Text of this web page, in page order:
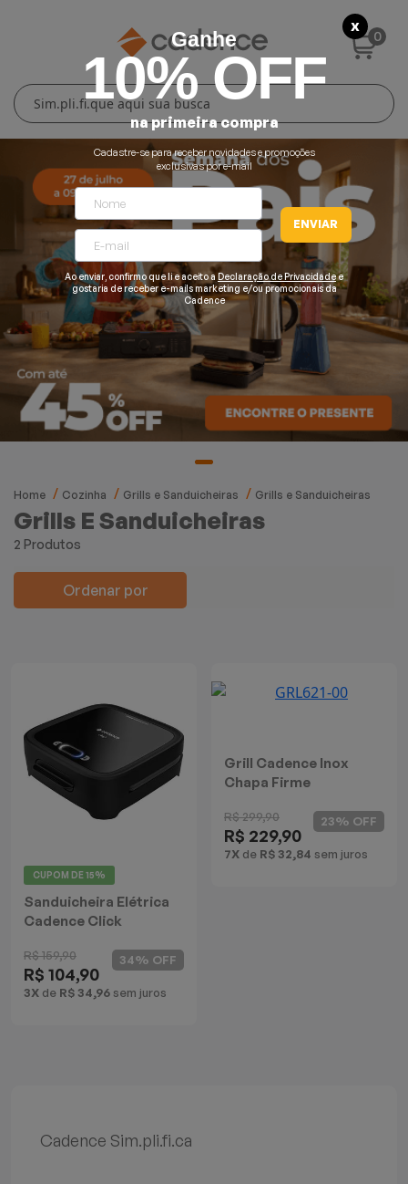
0
Home Cozinha Grills e Sanduicheiras Grills e Sanduicheiras
Grills E Sanduicheiras
2 Produtos
Ordenar por
CUPOM DE15%
Sanduicheira Elétrica
Cadence Click
R$ 159,90
R$ 104,90
3X de R$ 34,96 sem juros
34% OFF
Grill Cadence Inox
Chapa Firme
R$ 299,90
R$ 229,90
7X de R$ 32,84 sem juros
23% OFF
Cadence Sim.pli.fi.ca
X
Ganhe
10% OFF
na primeira compra
Cadastre-se para receber novidades e promoções
exclusivas por e-mail
ENVIAR
Ao enviar, confirmo que li e aceito a Declaração de Privacidadee
gostaria de receber e-mails marketing e/ou promocionais da
Cadence
Cozinha
Blenders
Liquidificadores
Grills e Sanduicheiras
Chaleiras Elétricas
Cafeteiras
Fritadeiras
Mixers
Coifas
Bebedouros
Cooktops
Lar
Ferros e Passadeiras
Conforto Térmico
Aquecedores
Climatizadores
Ventiladores
Cuidados Pessoais
Escovas Secadoras
Secadores
Cortadores de Cabelo
Pranchas